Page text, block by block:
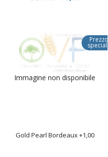
Immagine non disponibile
Prezzo
speciale
Gold Pearl Bordeaux +1,00